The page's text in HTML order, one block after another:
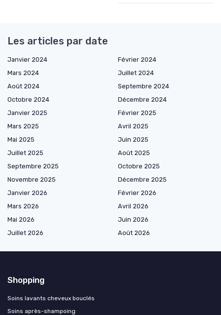
Les articles par date
Janvier 2024
Février 2024
Mars 2024
Juillet 2024
Août 2024
Septembre 2024
Octobre 2024
Décembre 2024
Janvier 2025
Février 2025
Mars 2025
Avril 2025
Mai 2025
Juin 2025
Juillet 2025
Août 2025
Septembre 2025
Octobre 2025
Novembre 2025
Décembre 2025
Janvier 2026
Février 2026
Mars 2026
Avril 2026
Mai 2026
Juin 2026
Juillet 2026
Août 2026
Shopping
Soins lavants cheveux bouclés
Soins après-shampoing